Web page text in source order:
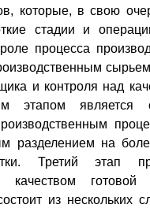
которые, в свою
стадии и
процесса
и контроля над
этапом является
разделением на
Третий этап
готовой
из нескольких